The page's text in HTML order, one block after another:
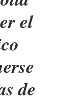
el
de